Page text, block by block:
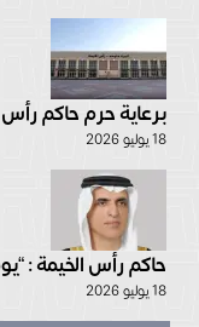
برعاية حرم حاكم
18 يوليو 2026
حاكم رأس الخيمة :
18 يوليو 2026